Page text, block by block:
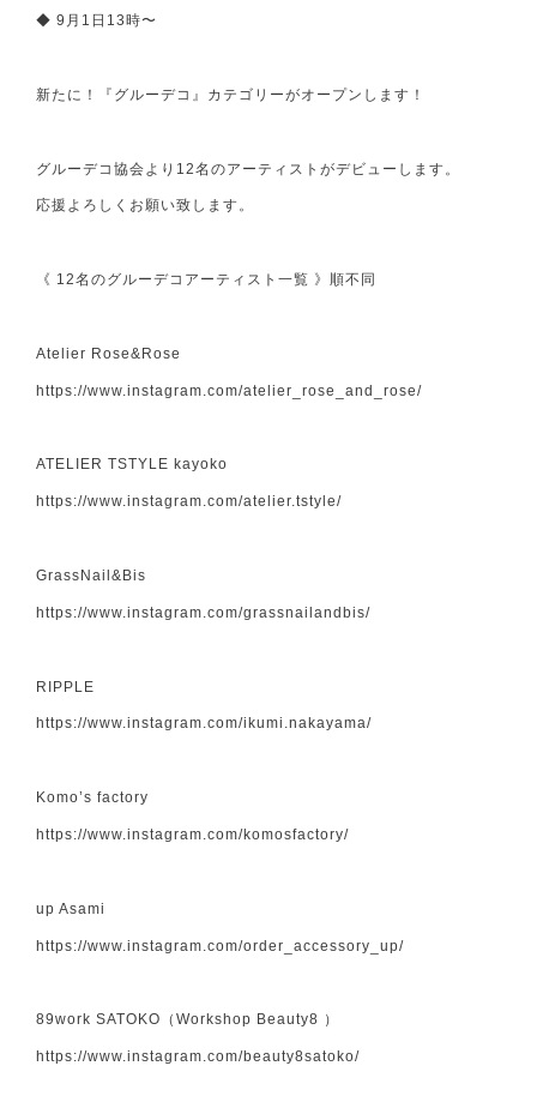
◆ 9月1日13時〜
新たに！『グルーデコ』カテゴリーがオープンします！
グルーデコ協会より12名のアーティストがデビューします。
応援よろしくお願い致します。
《 12名のグルーデコアーティスト一覧 》順不同
Atelier Rose&Rose
https://www.instagram.com/atelier_rose_and_rose/
ATELIER TSTYLE kayoko
https://www.instagram.com/atelier.tstyle/
GrassNail&Bis
https://www.instagram.com/grassnailandbis/
RIPPLE
https://www.instagram.com/ikumi.nakayama/
Komo’s factory
https://www.instagram.com/komosfactory/
up Asami
https://www.instagram.com/order_accessory_up/
89work SATOKO（Workshop Beauty8 ）
https://www.instagram.com/beauty8satoko/